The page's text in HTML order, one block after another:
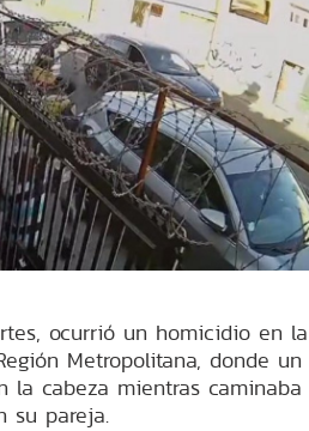
ocurrió un homicidio en la
Metropolitana, donde un
la cabeza mientras caminaba
su pareja.